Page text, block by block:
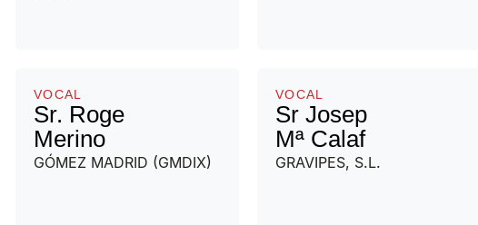
VOCAL
Sr. Roge
Merino
GÓMEZ MADRID (GMDIX)
VOCAL
Sr Josep
Mª Calaf
GRAVIPES, S.L.